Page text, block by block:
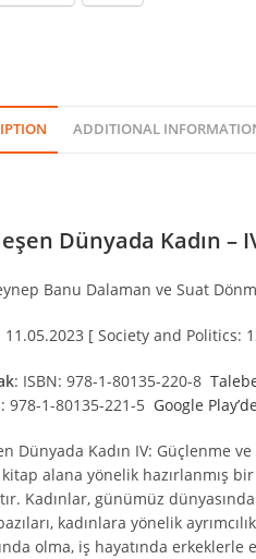
ADDITIONAL
Dünyada Kadın –
Banu Dalaman ve Suat
[ Society and Politics:
: ISBN: 978-1-80135-220-8
978-1-80135-221-5 Google
Dünyada Kadın IV: Güçlenme
alana yönelik hazırlanmış
Kadınlar, günümüz
kadınlara yönelik
olma, iş hayatında erkeklerle